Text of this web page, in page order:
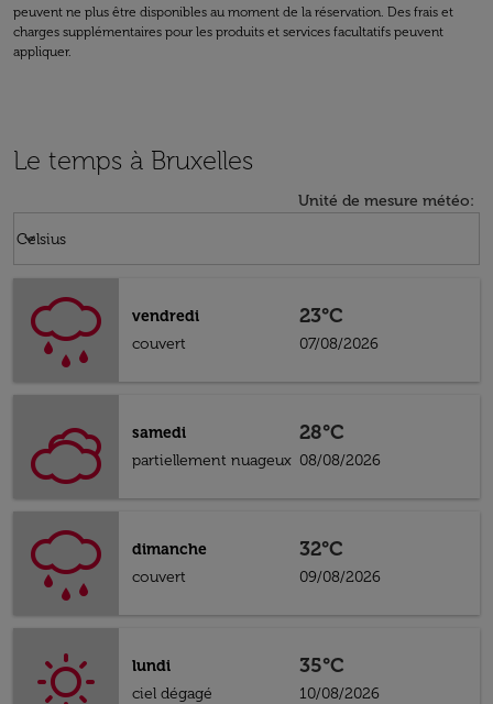
peuvent ne plus être disponibles au moment de la réservation. Des frais et
charges supplémentaires pour les produits et services facultatifs peuvent
appliquer.
Le temps à Bruxelles
Unité de mesure météo:
Celsius
keyboard_arrow_down
vendredi
couvert
23°C
07/08/2026
samedi
partiellement nuageux
28°C
08/08/2026
dimanche
couvert
32°C
09/08/2026
lundi
ciel dégagé
35°C
10/08/2026